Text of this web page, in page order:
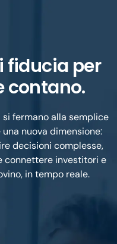
fiducia per
contano.
fermano alla semplice
nuova dimensione:
decisioni complesse,
connettere investitori e
in tempo reale.